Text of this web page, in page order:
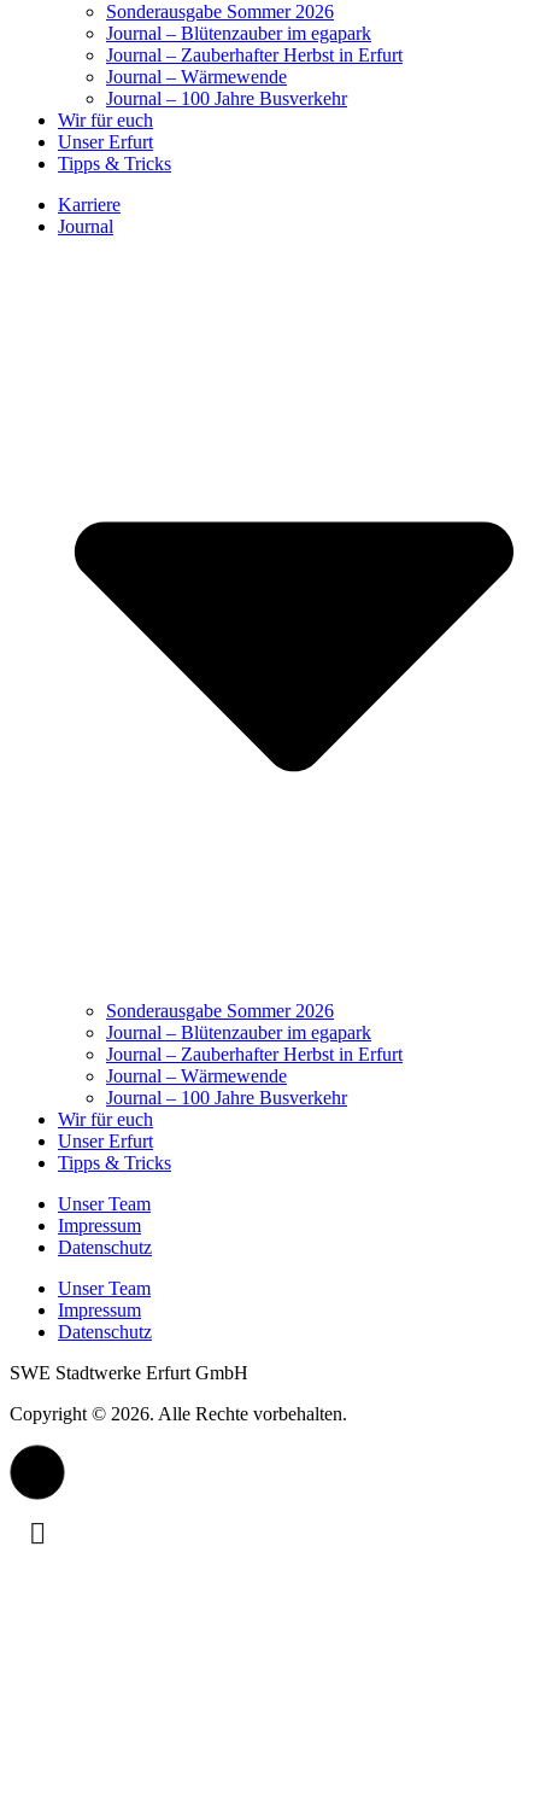
Sonderausgabe Sommer 2026
Journal – Blütenzauber im egapark
Journal – Zauberhafter Herbst in Erfurt
Journal – Wärmewende
Journal – 100 Jahre Busverkehr
Wir für euch
Unser Erfurt
Tipps & Tricks
Karriere
Journal
Sonderausgabe Sommer 2026
Journal – Blütenzauber im egapark
Journal – Zauberhafter Herbst in Erfurt
Journal – Wärmewende
Journal – 100 Jahre Busverkehr
Wir für euch
Unser Erfurt
Tipps & Tricks
Unser Team
Impressum
Datenschutz
Unser Team
Impressum
Datenschutz
SWE Stadtwerke Erfurt GmbH
Copyright © 2026. Alle Rechte vorbehalten.